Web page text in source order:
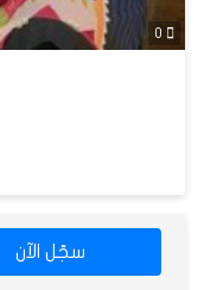
سجّل الآن